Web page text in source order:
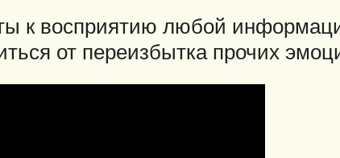
к восприятию любой
от переизбытка прочих